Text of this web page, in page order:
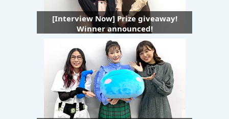
[Interview Now] Prize giveaway!
Winner announced!